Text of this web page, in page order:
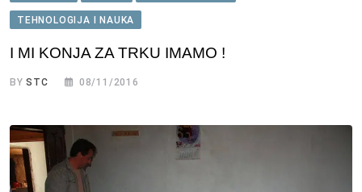
TEHNOLOGIJA I NAUKA
I MI KONJA ZA TRKU IMAMO !
BYSTC 08/11/2016